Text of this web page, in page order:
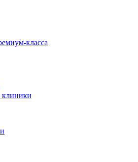
класса